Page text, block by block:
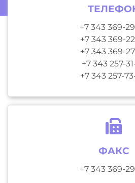
+7 343 369-
+7 343 369-
+7 343 369-
+7 343 257-
+7 343 257-
ФАКС
+7 343 369-